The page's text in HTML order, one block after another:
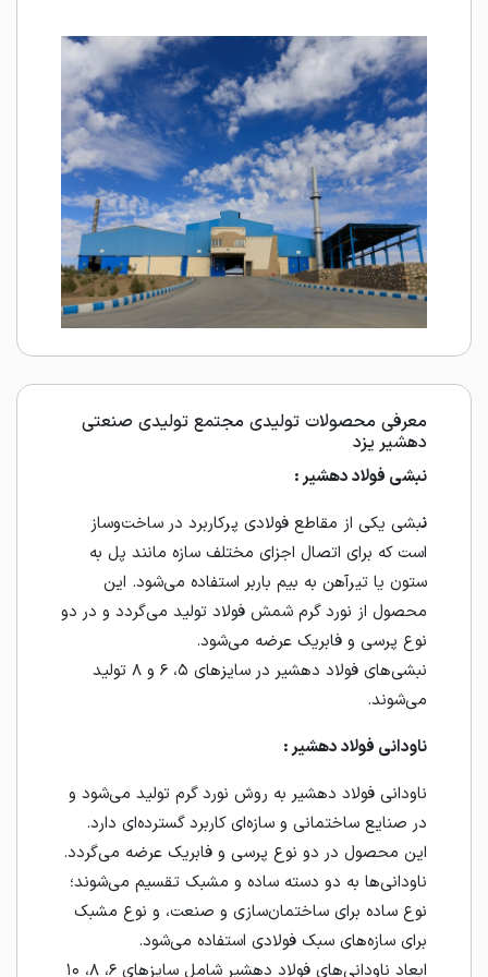
معرفی محصولات تولیدی مجتمع تولیدی صنعتی
دهشیر یزد
نبشی فولاد دهشیر :
نبشی یکی از مقاطع فولادی پرکاربرد در ساخت‌وساز
است که برای اتصال اجزای مختلف سازه مانند پل به
ستون یا تیرآهن به بیم باربر استفاده می‌شود. این
محصول از نورد گرم شمش فولاد تولید می‌گردد و در دو
نوع پرسی و فابریک عرضه می‌شود.
نبشی‌های فولاد دهشیر در سایزهای ۵، ۶ و ۸ تولید
می‌شوند.
ناودانی فولاد دهشیر :
ناودانی فولاد دهشیر به روش نورد گرم تولید می‌شود و
در صنایع ساختمانی و سازه‌ای کاربرد گسترده‌ای دارد.
این محصول در دو نوع پرسی و فابریک عرضه می‌گردد.
ناودانی‌ها به دو دسته ساده و مشبک تقسیم می‌شوند؛
نوع ساده برای ساختمان‌سازی و صنعت، و نوع مشبک
برای سازه‌های سبک فولادی استفاده می‌شود.
ابعاد ناودانی‌های فولاد دهشیر شامل سایزهای ۶، ۸، ۱۰